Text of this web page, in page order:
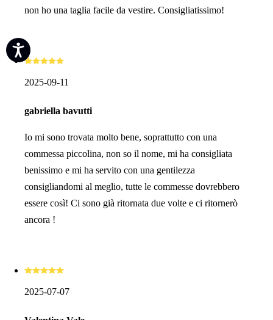
non ho una taglia facile da vestire. Consigliatissimo!
2025-09-11
gabriella bavutti
Io mi sono trovata molto bene, soprattutto con una
commessa piccolina, non so il nome, mi ha consigliata
benissimo e mi ha servito con una gentilezza
consigliandomi al meglio, tutte le commesse dovrebbero
essere così! Ci sono già ritornata due volte e ci ritornerò
ancora !
2025-07-07